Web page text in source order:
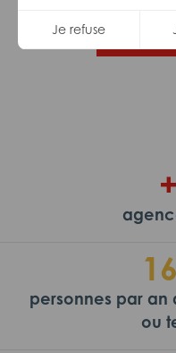
Je refuse
Trouvez
personnes par an
ou